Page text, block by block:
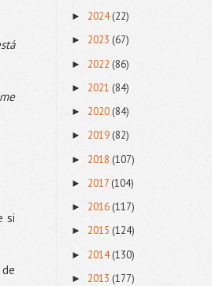
si
► 2024(22)
► 2023 (67)
► 2022 (86)
► 2021 (84)
► 2020(84)
► 2019(82)
► 2018 (107)
► 2017 (104)
► 2016(117)
► 2015 (124)
► 2014(130)
► 2013 (177)